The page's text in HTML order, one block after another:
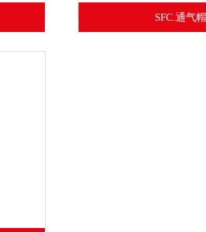
SFC.通气帽